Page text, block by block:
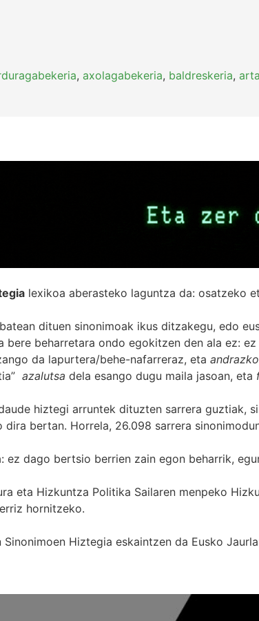
, axolagabekeria, baldreskeria,
lexikoa aberasteko laguntza da: osatzeko
dituen sinonimoak ikus ditzakegu, edo
bere beharretara ondo egokitzen den ala ez:
da lapurtera/behe-nafarreraz, eta andrazko
azalutsa dela esango dugu maila jasoan, eta
hiztegi arruntek dituzten sarrera guztiak,
bertan. Horrela, 26.098 sarrera
ez dago bertsio berrien zain egon beharrik,
eta Hizkuntza Politika Sailaren menpeko
hornitzeko.
Hiztegia eskaintzen da Eusko